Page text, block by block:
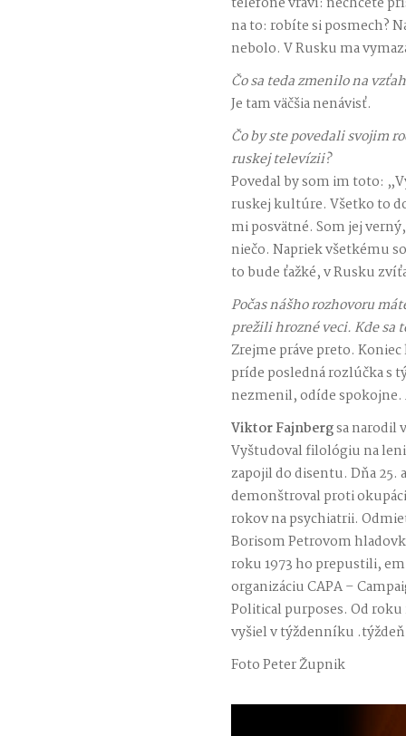
na to: robíte si posmech?
nebolo. V Rusku ma
Čo sa teda zmenilo na
Je tam väčšia nenávisť.
Čo by ste povedali svojim
ruskej televízii?
Povedal by som im toto:
ruskej kultúre. Všetko to
mi posvätné. Som jej
niečo. Napriek všetkému
to bude ťažké, v Rusku
Počas nášho rozhovoru
prežili hrozné veci. Kde sa
Zrejme práve preto.
príde posledná rozlúčka s
nezmenil, odíde spokojne.
Viktor Fajnbergsa narodil
Vyštudoval filológiu na
zapojil do disentu. Dňa 25.
demonštroval proti
rokov na psychiatrii.
Borisom Petrovom
roku 1973 ho prepustili,
organizáciu CAPA –
Political purposes. Od
vyšiel v týždenníku
Foto Peter Župnik